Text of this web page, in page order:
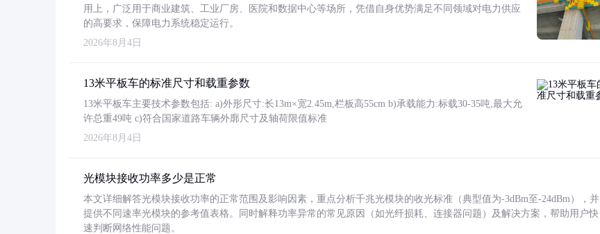
用上，广泛用于商业建筑、工业厂房、医院和数据中心等场所，凭借自身优势满足不同领域对电力供应
的高要求，保障电力系统稳定运行。
2026年8月4日
13米平板车的标准尺寸和载重参数
13米平板车主要技术参数包括: a)外形尺寸:长13m×宽2.45m,栏板高55cm b)承载能力:标载30-35吨,最大允
许总重49吨 c)符合国家道路车辆外廓尺寸及轴荷限值标准
2026年8月4日
光模块接收功率多少是正常
本文详细解答光模块接收功率的正常范围及影响因素，重点分析千兆光模块的收光标准（典型值为-3dBm至-24dBm），并
提供不同速率光模块的参考值表格。同时解释功率异常的常见原因（如光纤损耗、连接器问题）及解决方案，帮助用户快
速判断网络性能问题。